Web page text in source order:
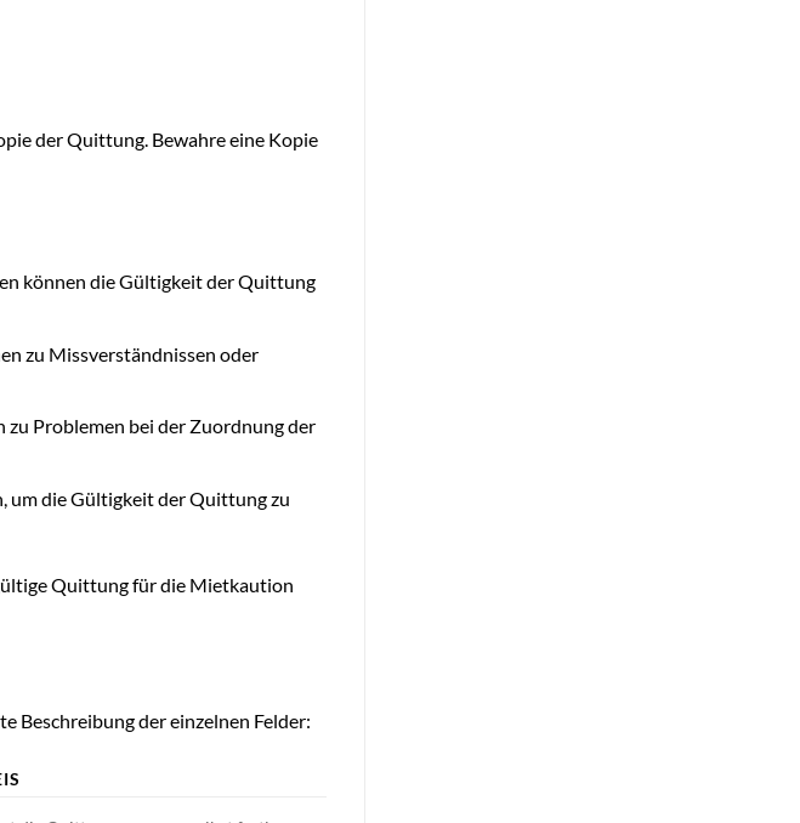
der Quittung. Bewahre eine Kopie
können die Gültigkeit der Quittung
zu Missverständnissen oder
zu Problemen bei der Zuordnung der
die Gültigkeit der Quittung zu
Quittung für die Mietkaution
Beschreibung der einzelnen Felder: